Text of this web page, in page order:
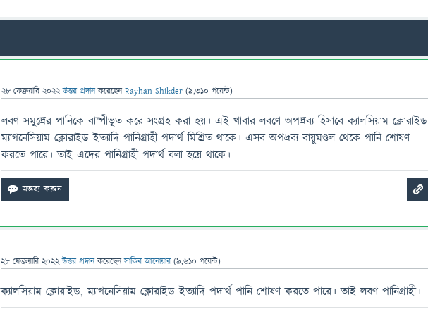
28 ফেব্রুয়ারি 2022 উত্তর প্রদান করেছেনRayhan Shikder (9,310 পয়েন্ট)
লবণ সমুদ্রের পানিকে বাষ্পীভূত করে সংগ্রহ করা হয়। এই খাবার লবণে অপদ্রব্য হিসাবে ক্যালসিয়াম ক্লোরাইড
ম্যাগনেসিয়াম ক্লোরাইড ইত্যাদি পানিগ্রাহী পদার্থ মিশ্রিত থাকে। এসব অপদ্রব্য বায়ুমণ্ডল থেকে পানি শোষণ
করতে পারে। তাই এদের পানিগ্রাহী পদার্থ বলা হয়ে থাকে।
28 ফেব্রুয়ারি 2022 উত্তর প্রদান করেছেনসাকিব আনোয়ার (9,610 পয়েন্ট)
ক্যালসিয়াম ক্লোরাইড, ম্যাগনেসিয়াম ক্লোরাইড ইত্যাদি পদার্থ পানি শোষণ করতে পারে। তাই লবণ পানিগ্রাহী।